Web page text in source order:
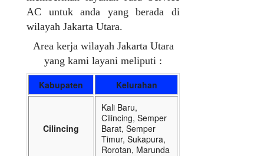
AC untuk anda yang berada di
wilayah Jakarta Utara.
Area kerja wilayah Jakarta Utara
yang kami layani meliputi :
Kabupaten Kelurahan
Cilincing
Kali Baru,
Cilincing, Semper
Barat, Semper
Timur, Sukapura,
Rorotan, Marunda